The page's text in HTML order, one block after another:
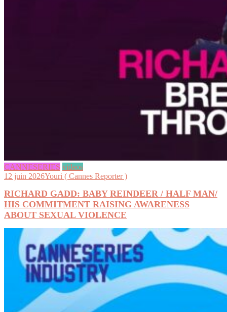
CANNESERIES videos
12 juin 2026Youri ( Cannes Reporter )
RICHARD GADD: BABY REINDEER / HALF MAN/
HIS COMMITMENT RAISING AWARENESS
ABOUT SEXUAL VIOLENCE